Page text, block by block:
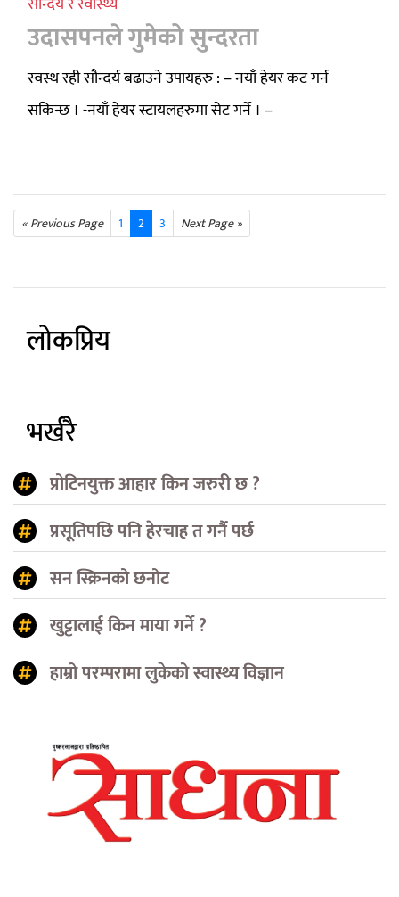
उदासपनले गुमेको सुन्दरता
स्वस्थ रही सौन्दर्य बढाउने उपायहरु : – नयाँ हेयर कट गर्न
सकिन्छ । -नयाँ हेयर स्टायलहरुमा सेट गर्ने । –
« Previous Page 1 2 3 Next Page »
लोकप्रिय
भर्खरै
प्रोटिनयुक्त आहार किन जरुरी छ ?
प्रसूतिपछि पनि हेरचाह त गर्नै पर्छ
सन स्क्रिनको छनोट
खुट्टालाई किन माया गर्ने ?
हाम्रो परम्परामा लुकेको स्वास्थ्य विज्ञान